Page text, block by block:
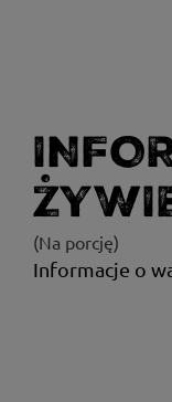
(Na porcję)
Informacje o